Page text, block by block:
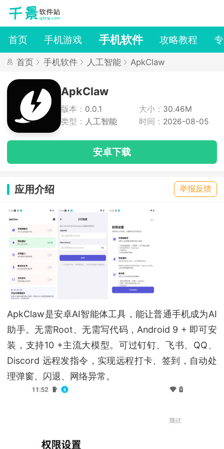
首页 手机游戏 手机软件 攻略教程
首页 手机软件 人工智能 ApkClaw
ApkClaw
版本： 0.0.1 大小： 30.46M
类型： 人工智能 时间： 2026-08-05
安卓下载
应用介绍 举报反馈
ApkClaw是安卓AI智能体工具，能让普通手机成为AI
助手。无需Root、无需写代码，Android 9 + 即可安
装，支持10 +主流大模型。可过钉钉、飞书、QQ、
Discord 远程发指令，实现远程打卡、签到，自动处
理弹窗、闪退、网络异常。